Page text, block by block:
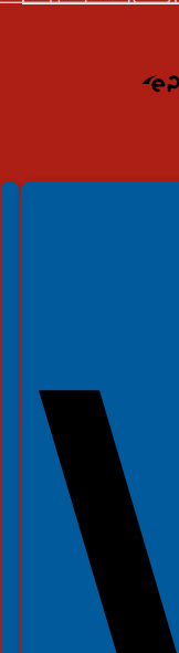
Spełniamy standardy WCAG 2.2
Spełniamy standardy W3C